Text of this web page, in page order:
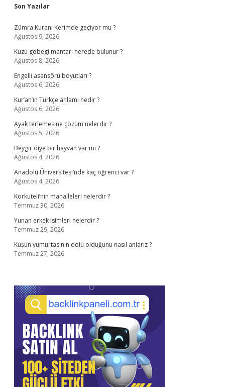
Sidebar
Son Yazılar
Zümra Kuranı Kerimde geçiyor mu ?
Ağustos 9, 2026
Kuzu göbegi mantarı nerede bulunur ?
Ağustos 8, 2026
Engelli asansörü boyutları ?
Ağustos 6, 2026
Kur’an’ın Türkçe anlamı nedir ?
Ağustos 6, 2026
Ayak terlemesine çözüm nelerdir ?
Ağustos 5, 2026
Beygir diye bir hayvan var mı ?
Ağustos 4, 2026
Anadolu Üniversitesi’nde kaç öğrenci var ?
Ağustos 4, 2026
Korkuteli’nin mahalleleri nelerdir ?
Temmuz 30, 2026
Yunan erkek isimleri nelerdir ?
Temmuz 29, 2026
Kuşun yumurtasının dolu olduğunu nasıl anlarız ?
Temmuz 27, 2026